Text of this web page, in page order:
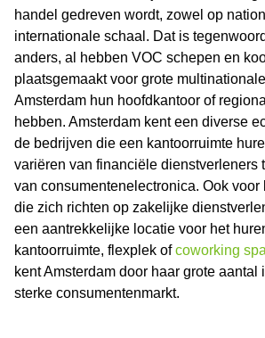
handel gedreven wordt, zowel op
internationale schaal. Dat is
anders, al hebben VOC schepen en
plaatsgemaakt voor grote
Amsterdam hun hoofdkantoor of
hebben. Amsterdam kent een diverse
de bedrijven die een kantoorruimte
variëren van financiële dienstverleners
van consumentenelectronica. Ook
die zich richten op zakelijke
een aantrekkelijke locatie voor het
kantoorruimte, flexplek ofcoworking
kent Amsterdam door haar grote aantal
sterke consumentenmarkt.